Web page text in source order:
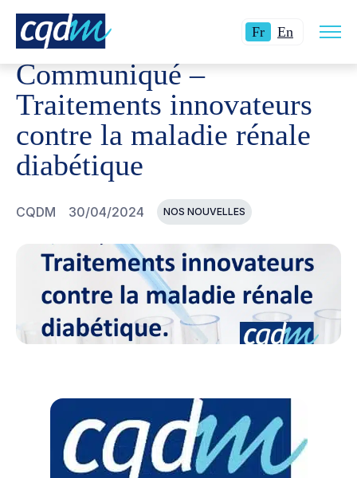
FrLangue
En Switchla
site
CQDM NOUVELLES ET ÉVÉNEMENTS COMMUNIQUÉ
Communiqué –
Traitements innovateurs
contre la maladie rénale
diabétique
CQDM 30/04/2024 NOS NOUVELLES